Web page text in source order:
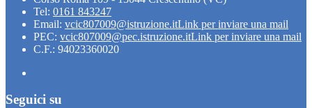
Tel: 0161 843247
Email: vcic807009@istruzione.itLink per inviare una mail
PEC: vcic807009@pec.istruzione.itLink per inviare una mail
C.F.: 94023360020
Seguici su